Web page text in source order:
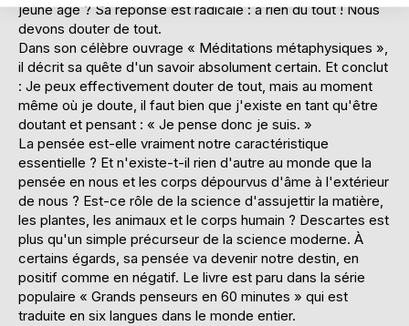
jeune âge ? Sa réponse est radicale : à rien du tout ! Nous
devons douter de tout.
Dans son célèbre ouvrage « Méditations métaphysiques »,
il décrit sa quête d'un savoir absolument certain. Et conclut
: Je peux effectivement douter de tout, mais au moment
même où je doute, il faut bien que j'existe en tant qu'être
doutant et pensant : « Je pense donc je suis. »
La pensée est-elle vraiment notre caractéristique
essentielle ? Et n'existe-t-il rien d'autre au monde que la
pensée en nous et les corps dépourvus d'âme à l'extérieur
de nous ? Est-ce rôle de la science d'assujettir la matière,
les plantes, les animaux et le corps humain ? Descartes est
plus qu'un simple précurseur de la science moderne. À
certains égards, sa pensée va devenir notre destin, en
positif comme en négatif. Le livre est paru dans la série
populaire « Grands penseurs en 60 minutes » qui est
traduite en six langues dans le monde entier.